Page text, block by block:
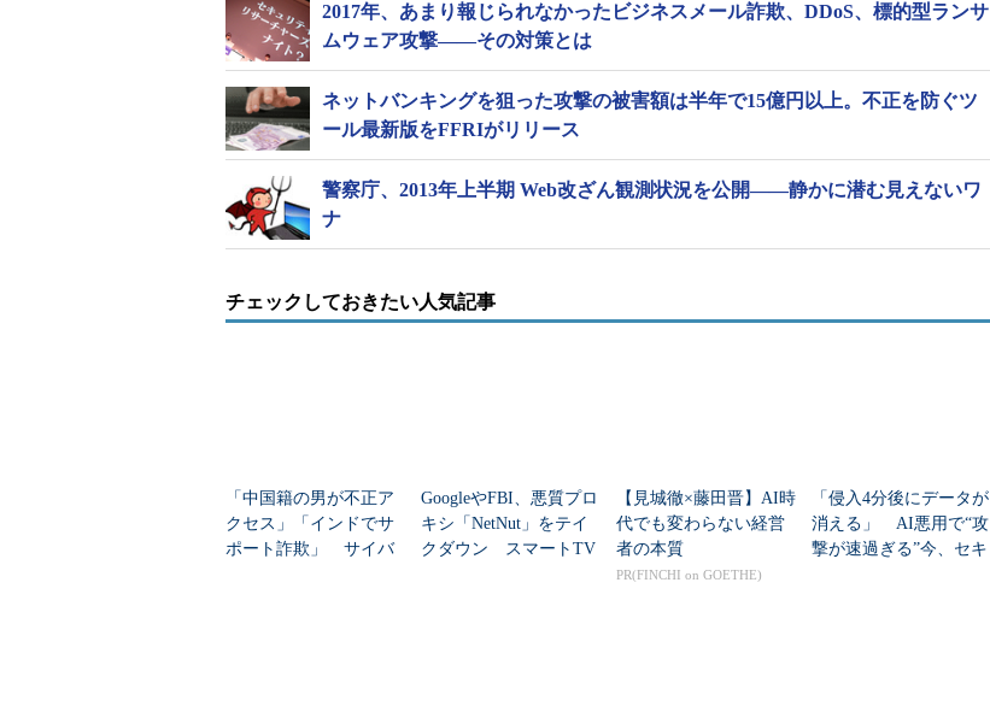
2017年、あまり報じられなかったビジネスメール詐欺、DDoS、標的型ランサ
ムウェア攻撃――その対策とは
ネットバンキングを狙った攻撃の被害額は半年で15億円以上。不正を防ぐツ
ール最新版をFFRIがリリース
警察庁、2013年上半期 Web改ざん観測状況を公開――静かに潜む見えないワ
ナ
チェックしておきたい人気記事
「中国籍の男が不正ア
クセス」「インドでサ
ポート詐欺」 サイバ
GoogleやFBI、悪質プロ
キシ「NetNut」をテイ
クダウン スマートTV
【見城徹×藤田晋】AI時
代でも変わらない経営
者の本質
PR(FINCHI on GOETHE)
「侵入4分後にデータが
消える」 AI悪用で“攻
撃が速過ぎる”今、セキ